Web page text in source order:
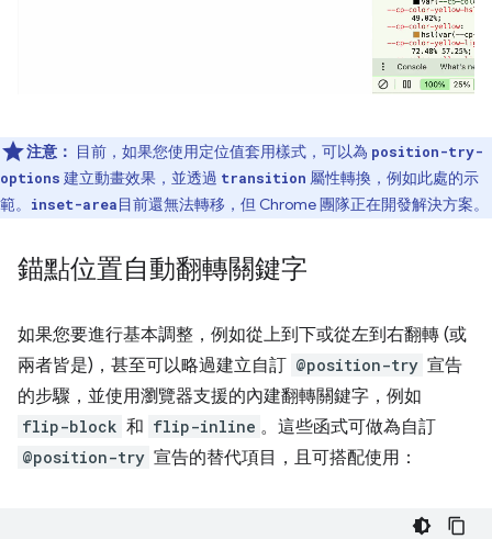
注意： 目前，如果您使用定位值套用樣式，可以為 position-try-
options 建立動畫效果，並透過 transition 屬性轉換，例如此處的示
範。
inset-area目前還無法轉移，但 Chrome 團隊正在開發解決方案。
錨點位置自動翻轉關鍵字
如果您要進行基本調整，例如從上到下或從左到右翻轉 (或
兩者皆是)，甚至可以略過建立自訂 @position-try 宣告
的步驟，並使用瀏覽器支援的內建翻轉關鍵字，例如
flip-block 和 flip-inline 。這些函式可做為自訂
@position-try 宣告的替代項目，且可搭配使用：